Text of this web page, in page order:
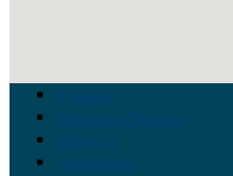
Главная
Война на Украине
Новости
Аналитика